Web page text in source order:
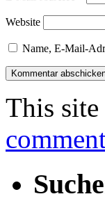
Website
Name, E-Mail-
This